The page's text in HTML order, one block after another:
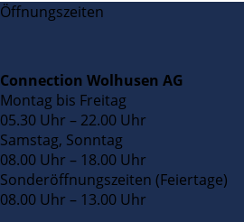
Öffnungszeiten
Connection Wolhusen AG
Montag bis Freitag
05.30 Uhr – 22.00 Uhr
Samstag, Sonntag
08.00 Uhr – 18.00 Uhr
Sonderöffnungszeiten (Feiertage)
08.00 Uhr – 13.00 Uhr